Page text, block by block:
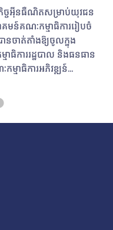
កិច្ចអ៊ីនធឺណិតសម្រាប់យុវជន
មន៍គណៈកម្មាធិការរៀបចំ
នចាត់តាំងឱ្យចូលក្នុង
ការរដ្ឋបាល និងធនធាន
ម្មាធិការអភិវឌ្ឍន៍
ស់​ គណៈកម្មាធិការថ្មី
កកម្ពស់ប្រធានបទអភិបាល
ៗជុំវិញអ៊ីនធឺណិតតាមរយៈ
យដ៏សំខាន់សម្រាប់ YIGF
ាពេលខាងមុខ។ ក្នុង
ារចូលរួមក្នុងសហគមន៍
នធឺណិតដែលពួកគេចាប់
ងនោះនៅក្នុង
កម្ម គោលដៅ និង